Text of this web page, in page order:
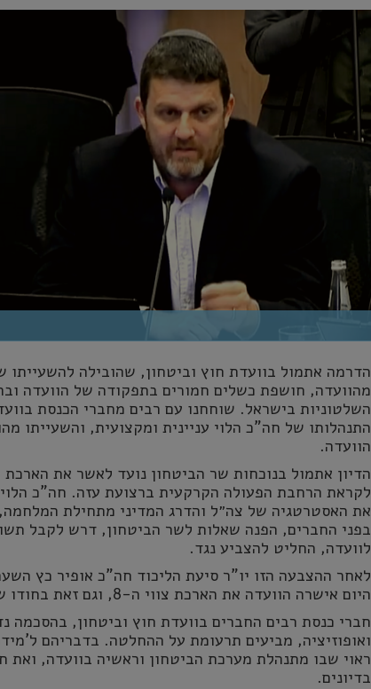
הדרמה אתמול בוועדת חוץ וביטחון, שהובילה להשעייתו
מהוועדה, חושפת כשלים חמורים בתפקודה של הוועדה
השלטוניות בישראל. שוחחנו עם רבים מחברי הכנסת
התנהלותו של חה"כ הלוי עניינית ומקצועית, והשעייתו
הוועדה.
לקראת הרחבת הפעולה הקרקעית ברצועת עזה. חה"כ
את האסטרטגיה של צה״ל והדרג המדיני מתחילת
בפני החברים, הפנה שאלות לשר הביטחון, דרש לקבל
לוועדה, החליט להצביע נגד.
לאחר ההצבעה הזו יו"ר סיעת הליכוד חה"כ אופיר כץ
היום אישרה הוועדה את הארכת צווי ה-8, וגם זאת בחודו של קול
חברי כנסת רבים החברים בוועדת חוץ וביטחון, בהסכמה
ואופוזיציה, מביעים תרעומת על ההחלטה. בדבריהם
ראוי שבו מתנהלת מערכת הביטחון וראשיה בוועדה, ואת
בדיונים.